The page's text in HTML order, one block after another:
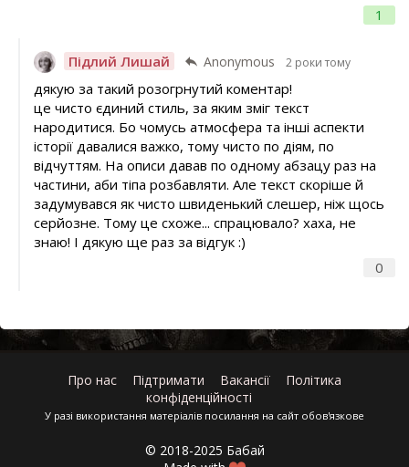
1
Підлий Лишай Anonymous 2 роки тому
0
дякую за такий розогрнутий коментар!
це чисто єдиний стиль, за яким зміг текст
народитися. Бо чомусь атмосфера та інші аспекти
історії давалися важко, тому чисто по діям, по
відчуттям. На описи давав по одному абзацу раз на
частини, аби тіпа розбавляти. Але текст скоріше й
задумувався як чисто швиденький слешер, ніж щось
серйозне. Тому це схоже... спрацювало? хаха, не
знаю! І дякую ще раз за відгук :)
Про нас Підтримати Вакансії
Політика
конфіденційності
У разі використання матеріалів посилання на сайт обов'язкове
© 2018-2025 Бабай